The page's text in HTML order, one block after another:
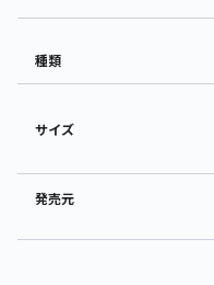
種類
サイズ
発売元